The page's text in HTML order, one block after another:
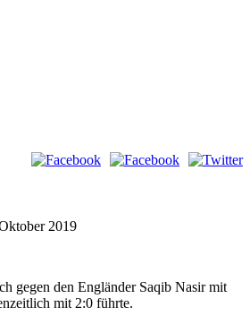
2019
gegen den Engländer Saqib Nasir mit
mit 2:0 führte.